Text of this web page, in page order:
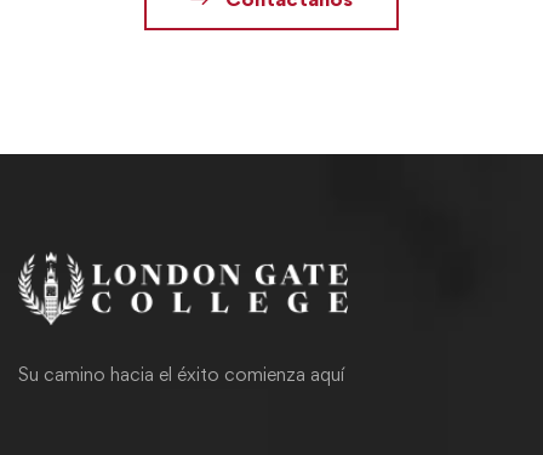
Su camino hacia el éxito comienza aquí